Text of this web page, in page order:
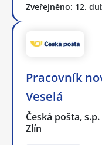
Zveřejněno: 12.
Pracovník
Veselá
Česká pošta, s.p.
Zlín